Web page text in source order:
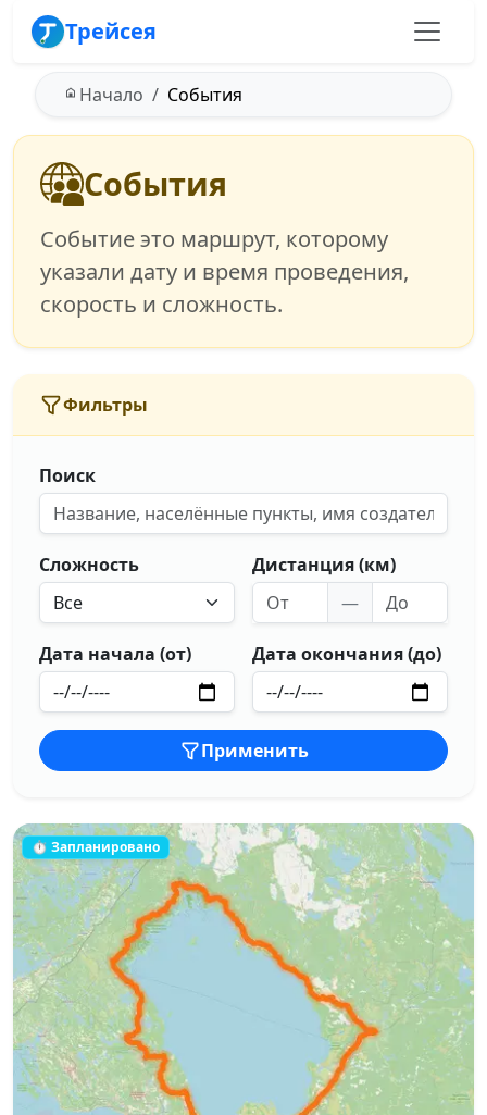
Трейсея
Начало События
События
Событие это маршрут, которому
указали дату и время проведения,
скорость и сложность.
Фильтры
Поиск
Сложность
Дистанция (км)
—
Дата начала (от) Дата окончания (до)
Применить
⏱ Запланировано